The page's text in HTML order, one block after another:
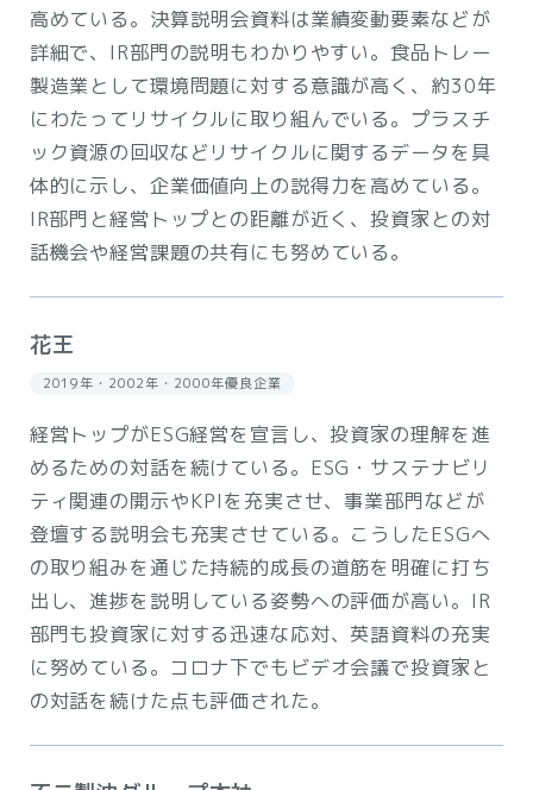
高めている。決算説明会資料は業績変動要素などが
詳細で、IR部門の説明もわかりやすい。食品トレー
製造業として環境問題に対する意識が高く、約30年
にわたってリサイクルに取り組んでいる。プラスチ
ック資源の回収などリサイクルに関するデータを具
体的に示し、企業価値向上の説得力を高めている。
IR部門と経営トップとの距離が近く、投資家との対
話機会や経営課題の共有にも努めている。
花王
2019年・2002年・2000年優良企業
経営トップがESG経営を宣言し、投資家の理解を進
めるための対話を続けている。ESG・サステナビリ
ティ関連の開示やKPIを充実させ、事業部門などが
登壇する説明会も充実させている。こうしたESGへ
の取り組みを通じた持続的成長の道筋を明確に打ち
出し、進捗を説明している姿勢への評価が高い。IR
部門も投資家に対する迅速な応対、英語資料の充実
に努めている。コロナ下でもビデオ会議で投資家と
の対話を続けた点も評価された。